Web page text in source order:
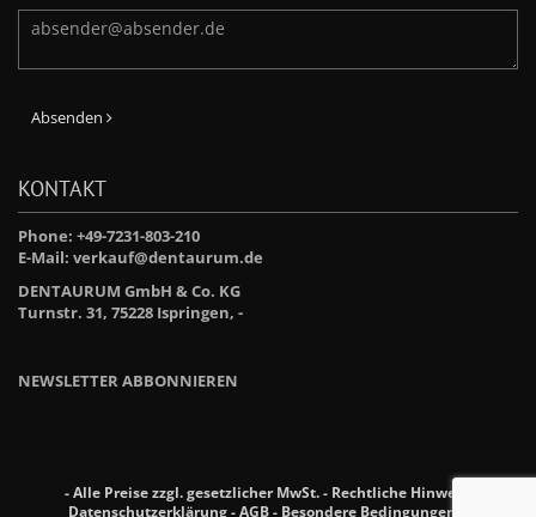
Absenden
KONTAKT
Phone: +49-7231-803-210
E-Mail: verkauf@dentaurum.de
DENTAURUM GmbH & Co. KG
Turnstr. 31, 75228 Ispringen, -
NEWSLETTER ABBONNIEREN
- Alle Preise zzgl. gesetzlicher MwSt. - Rechtliche Hinweise
Datenschutzerklärung-AGB- Besondere Bedingungen für